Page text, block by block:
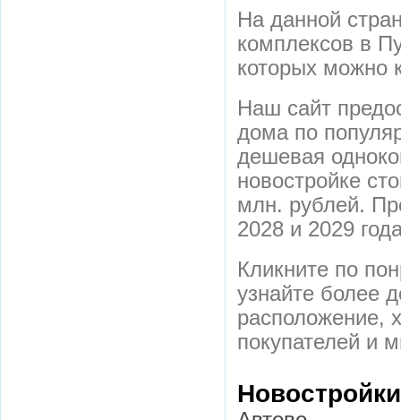
На данной
комплексов в
которых можно
Наш сайт
дома по
дешевая
новостройке
млн. рублей.
2028 и 2029
Кликните по
узнайте более
расположение,
покупателей и